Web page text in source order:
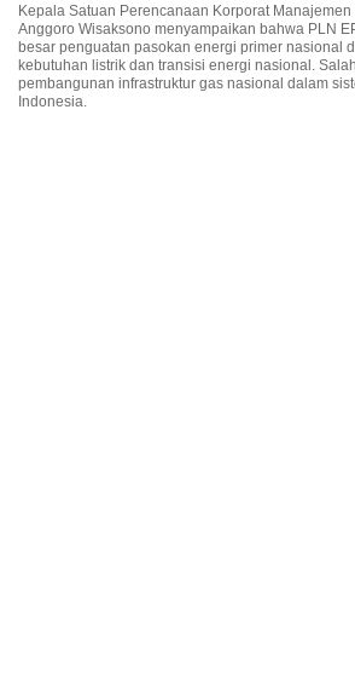
Kepala Satuan Perencanaan Korporat
Anggoro Wisaksono menyampaikan bahwa PLN
besar penguatan pasokan energi primer nasional
kebutuhan listrik dan transisi energi nasional.
pembangunan infrastruktur gas nasional dalam
Indonesia.